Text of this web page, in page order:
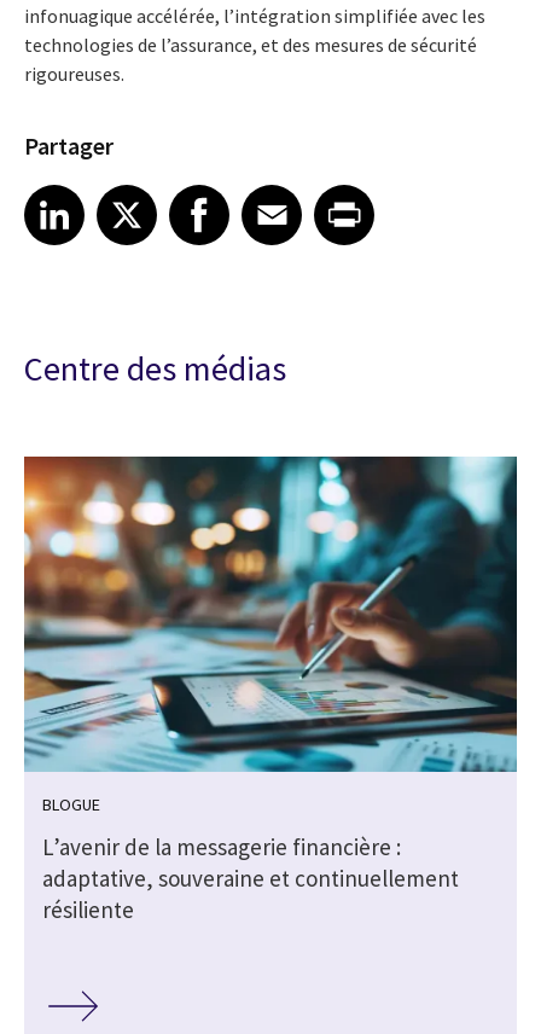
infonuagique accélérée, l’intégration simplifiée avec les
technologies de l’assurance, et des mesures de sécurité
rigoureuses.
Partager
Share article on LinkedIn
LinkedIn
Share article on XShare article on Facebook
Facebook
Share article on Email
EmailShare article on Print
Centre des médias
BLOGUE
L’avenir de la messagerie financière :
adaptative, souveraine et continuellement
résiliente